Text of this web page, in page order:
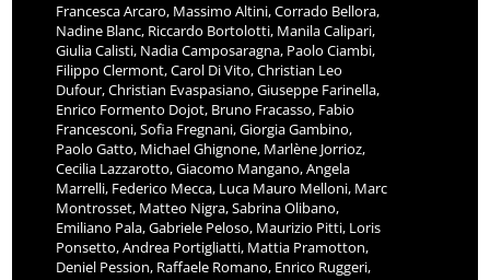
Francesca Arcaro, Massimo Altini, Corrado Bellora,
Nadine Blanc, Riccardo Bortolotti, Manila Calipari,
Giulia Calisti, Nadia Camposaragna, Paolo Ciambi,
Filippo Clermont, Carol Di Vito, Christian Leo
Dufour, Christian Evaspasiano, Giuseppe Farinella,
Enrico Formento Dojot, Bruno Fracasso, Fabio
Francesconi, Sofia Fregnani, Giorgia Gambino,
Paolo Gatto, Michael Ghignone, Marlène Jorrioz,
Cecilia Lazzarotto, Giacomo Mangano, Angela
Marrelli, Federico Mecca, Luca Mauro Melloni, Marc
Montrosset, Matteo Nigra, Sabrina Olibano,
Emiliano Pala, Gabriele Peloso, Maurizio Pitti, Loris
Ponsetto, Andrea Portigliatti, Mattia Pramotton,
Deniel Pession, Raffaele Romano, Enrico Ruggeri,